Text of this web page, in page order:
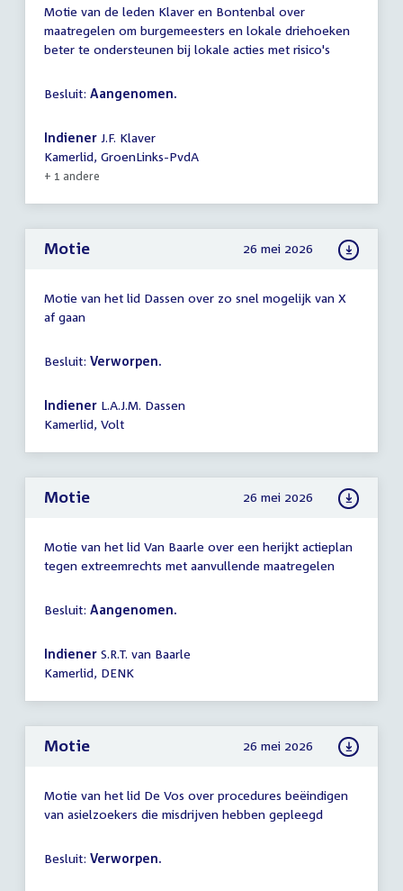
Motie van de leden Klaver en Bontenbal over
maatregelen om burgemeesters en lokale driehoeken
beter te ondersteunen bij lokale acties met risico's
Besluit: Aangenomen.
Indiener J.F. Klaver
Kamerlid, GroenLinks-PvdA
+ 1 andere
Motie 26 mei 2026
Motie van het lid Dassen over zo snel mogelijk van X
af gaan
Besluit: Verworpen.
Indiener L.A.J.M. Dassen
Kamerlid, Volt
Motie 26 mei 2026
Motie van het lid Van Baarle over een herijkt actieplan
tegen extreemrechts met aanvullende maatregelen
Besluit: Aangenomen.
Indiener S.R.T. van Baarle
Kamerlid, DENK
Motie 26 mei 2026
Motie van het lid De Vos over procedures beëindigen
van asielzoekers die misdrijven hebben gepleegd
Besluit: Verworpen.